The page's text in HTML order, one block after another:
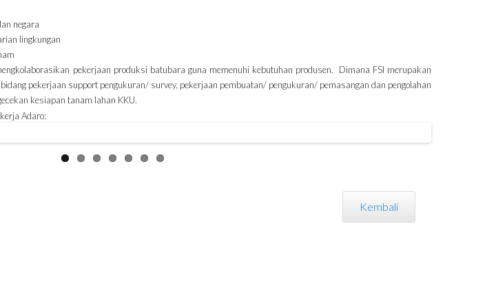
negara
lingkungan
pekerjaan produksi batubara guna memenuhi kebutuhan produsen. Dimana FSI merupakan
pekerjaan support pengukuran/ survey, pekerjaan pembuatan/ pengukuran/ pemasangan dan pengolahan
kesiapan tanam lahan KKU.
Adaro:
Kembali